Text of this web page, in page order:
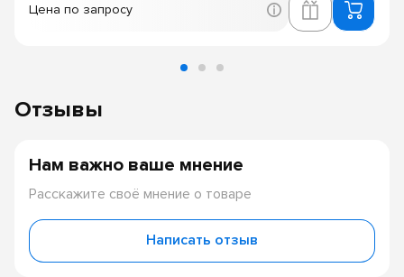
Цена по запросу
Отзывы
Нам важно ваше мнение
Расскажите своё мнение о товаре
Написать отзыв